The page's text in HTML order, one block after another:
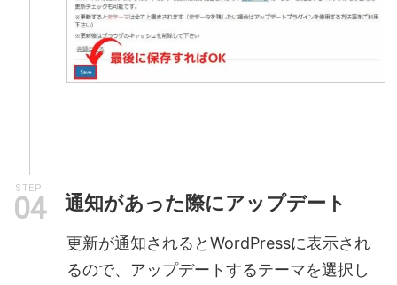
STEP
通知があった際にアップデート
更新が通知されるとWordPressに表示され
るので、アップデートするテーマを選択し